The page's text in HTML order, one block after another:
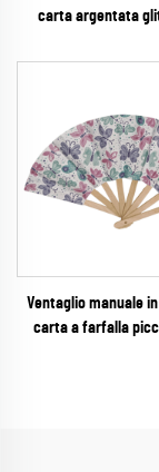
carta argentata
glamour per
per eventi
Ventaglio manuale
carta a farfalla